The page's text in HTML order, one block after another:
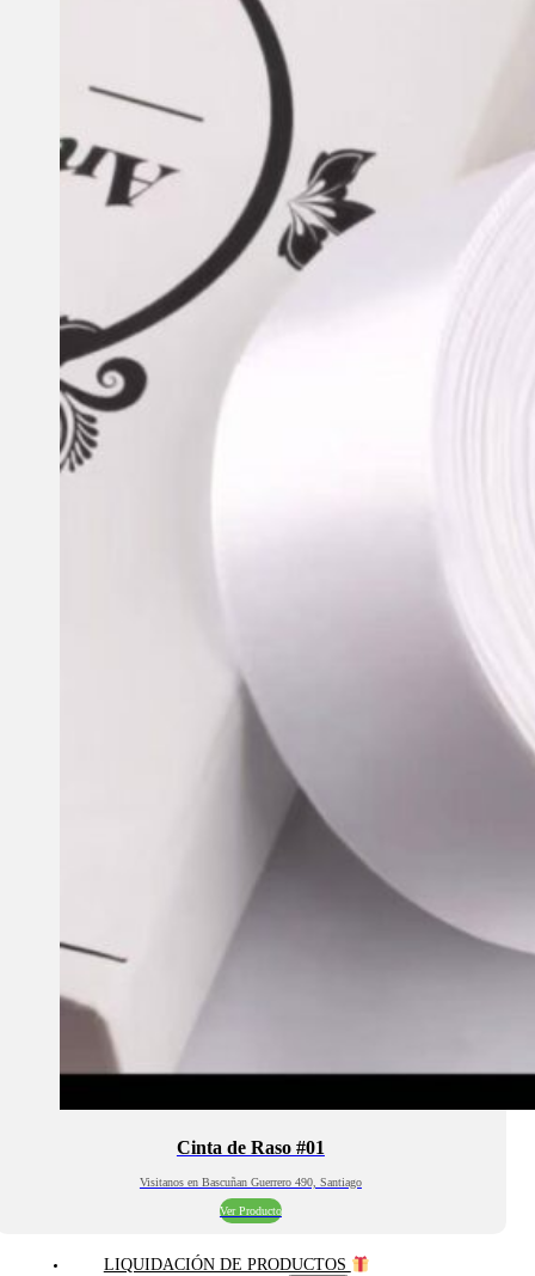
Cinta de Raso #01
Visitanos en Bascuñan Guerrero 490, Santiago
Ver Producto
LIQUIDACIÓN DE PRODUCTOS